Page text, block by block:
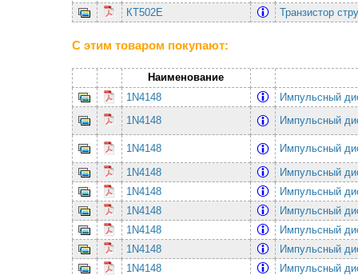
КТ502Е
Транзистор
С этим товаром покупают:
Наименование
1N4148
Импульсный
1N4148
Импульсный
1N4148
Импульсный
1N4148
Импульсный
1N4148
Импульсный
1N4148
Импульсный
1N4148
Импульсный
1N4148
Импульсный
1N4148
Импульсный